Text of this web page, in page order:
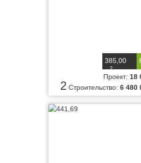
385,00
м2
2
Проект: 18
Строительство: 6 480